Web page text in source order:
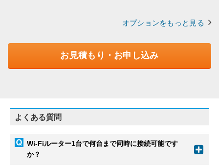
オプションをもっと見る
お見積もり・お申し込み
よくある質問
Wi-Fiルーター1台で何台まで同時に接続可能です
か？